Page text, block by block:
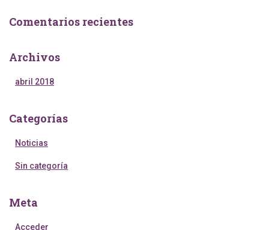
Comentarios recientes
Archivos
abril 2018
Categorías
Noticias
Sin categoría
Meta
Acceder